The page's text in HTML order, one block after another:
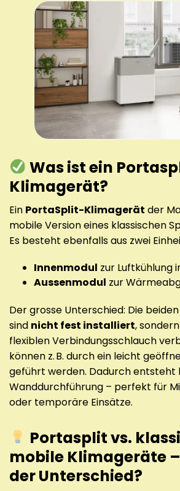
Was ist ein
Klimagerät?
Ein PortaSplit-Klimagerät der
mobile Version eines klassischen
Es besteht ebenfalls aus zwei
Innenmodul zur Luftkühlung
Aussenmodul zur
Der grosse Unterschied: Die
sind nicht fest installiert,
flexiblen Verbindungsschlauch
können z. B. durch ein leicht
geführt werden. Dadurch entsteht
Wanddurchführung – perfekt für
oder temporäre Einsätze.
Portasplit vs.
mobile Klimageräte
der Unterschied?